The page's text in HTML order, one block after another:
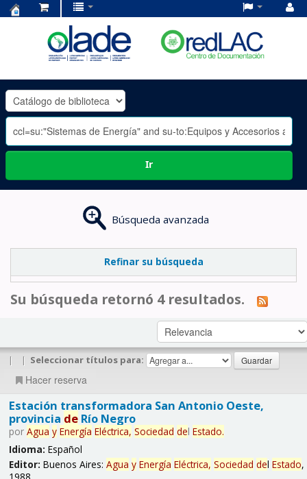
OLADE
-
Ir
Búsqueda avanzada
Refinar su búsqueda
Su búsqueda retornó 4 resultados.
| | Seleccionar títulos para:
Hacer reserva
Estación transformadora San Antonio Oeste,
provincia deRío Negro
por Agua y Energía Eléctrica, Sociedad del Estado.
Idioma: Español
Editor: Buenos Aires: Agua y Energía Eléctrica, Sociedad del Estado,
1988